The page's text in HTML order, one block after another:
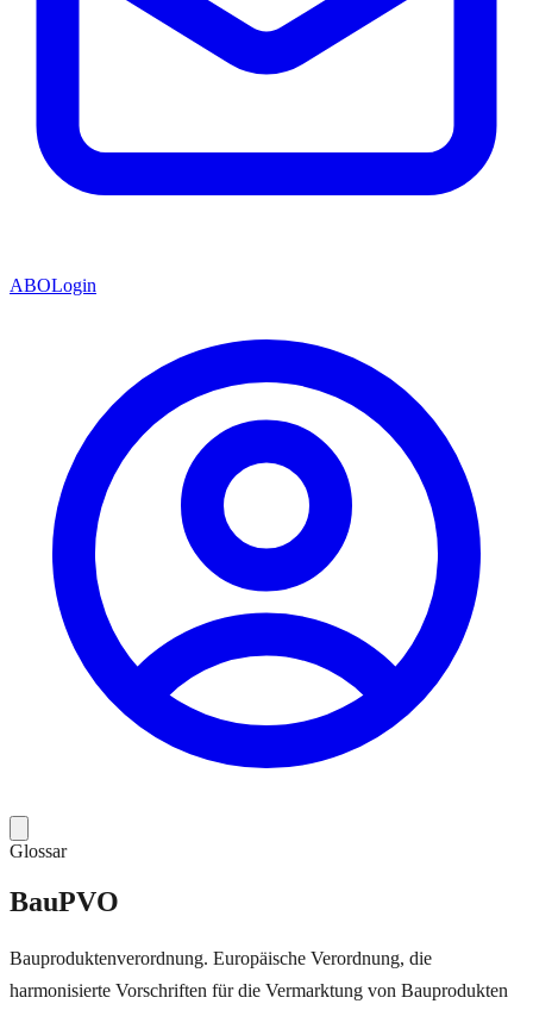
ABOLogin
Glossar
BauPVO
Bauproduktenverordnung. Europäische Verordnung, die
harmonisierte Vorschriften für die Vermarktung von Bauprodukten